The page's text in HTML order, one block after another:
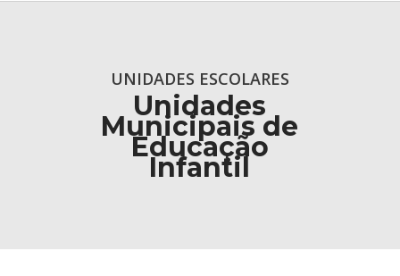
UNIDADES ESCOLARES
Unidades
Municipais de
Educação
Infantil